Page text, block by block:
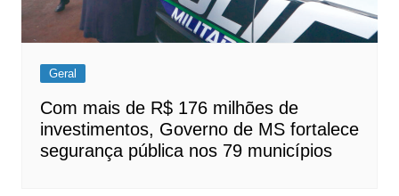
Geral
Com mais de R$ 176 milhões de
investimentos, Governo de MS fortalece
segurança pública nos 79 municípios